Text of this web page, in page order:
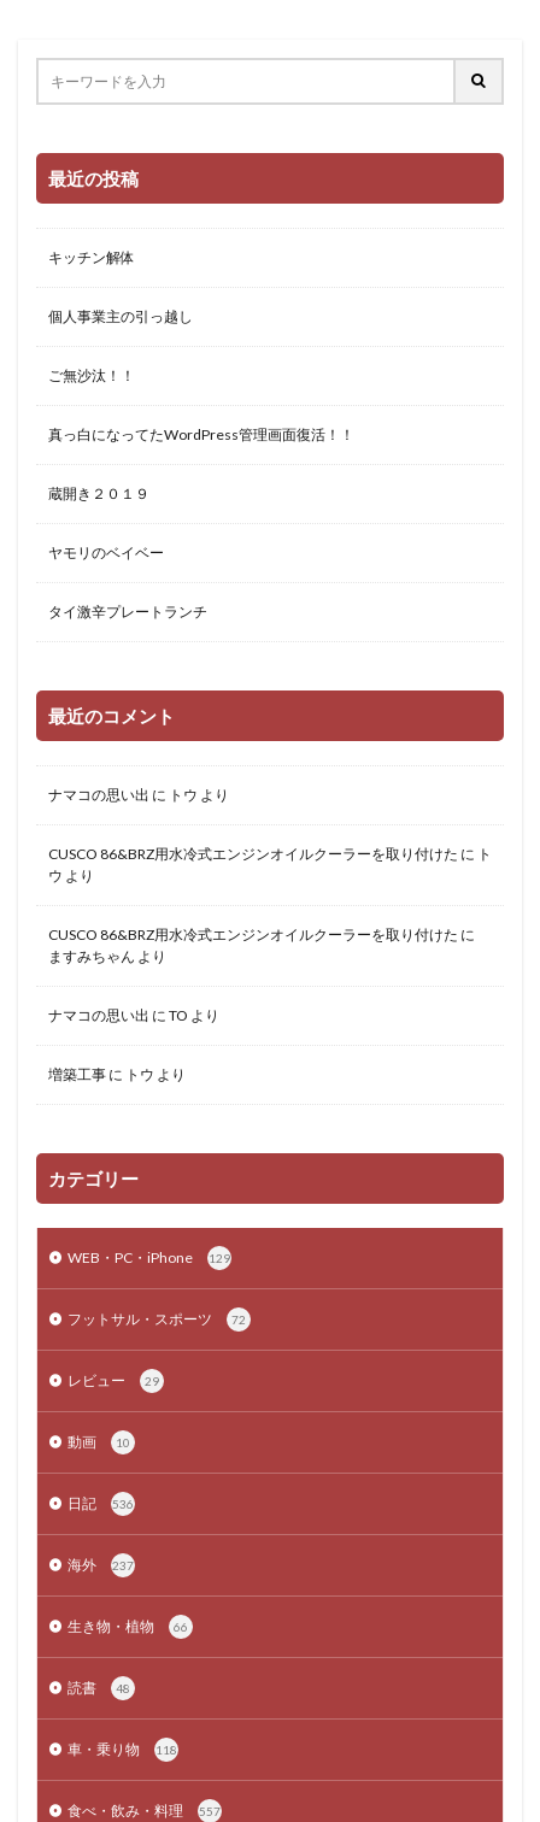
最近の投稿
キッチン解体
個人事業主の引っ越し
ご無沙汰！！
真っ白になってたWordPress管理画面復活！！
蔵開き２０１９
ヤモリのベイベー
タイ激辛プレートランチ
最近のコメント
ナマコの思い出 に トウ より
CUSCO 86&BRZ用水冷式エンジンオイルクーラーを取り付けた に ト
ウ より
CUSCO 86&BRZ用水冷式エンジンオイルクーラーを取り付けた に
ますみちゃん より
ナマコの思い出 に TO より
増築工事 に トウ より
カテゴリー
WEB・PC・iPhone 129
フットサル・スポーツ 72
レビュー 29
動画 10
日記 536
海外 237
生き物・植物 66
読書 48
車・乗り物 118
食べ・飲み・料理 557